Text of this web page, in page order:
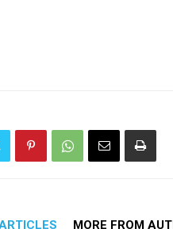
MORE FROM